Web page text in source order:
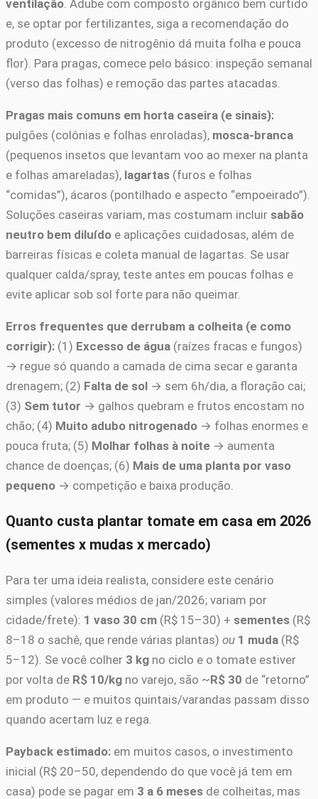
ventilação . Adube com composto orgânico bem curtido
e, se optar por fertilizantes, siga a recomendação do
produto (excesso de nitrogênio dá muita folha e pouca
flor). Para pragas, comece pelo básico: inspeção semanal
(verso das folhas) e remoção das partes atacadas.
Pragas mais comuns em horta caseira (e sinais):
pulgões (colônias e folhas enroladas), mosca-branca
(pequenos insetos que levantam voo ao mexer na planta
e folhas amareladas), lagartas (furos e folhas
“comidas”), ácaros (pontilhado e aspecto “empoeirado”).
Soluções caseiras variam, mas costumam incluir sabão
neutro bem diluído e aplicações cuidadosas, além de
barreiras físicas e coleta manual de lagartas. Se usar
qualquer calda/spray, teste antes em poucas folhas e
evite aplicar sob sol forte para não queimar.
Erros frequentes que derrubam a colheita (e como
corrigir): (1) Excesso de água (raízes fracas e fungos)
→ regue só quando a camada de cima secar e garanta
drenagem; (2) Falta de sol → sem 6h/dia, a floração cai;
(3) Sem tutor → galhos quebram e frutos encostam no
chão; (4) Muito adubo nitrogenado → folhas enormes e
pouca fruta; (5) Molhar folhas à noite → aumenta
chance de doenças; (6) Mais de uma planta por vaso
pequeno → competição e baixa produção.
Quanto custa plantar tomate em casa em 2026
(sementes x mudas x mercado)
Para ter uma ideia realista, considere este cenário
simples (valores médios de jan/2026; variam por
cidade/frete): 1 vaso 30 cm (R$ 15–30) + sementes (R$
8–18 o sachê, que rende várias plantas) ou 1 muda (R$
5–12). Se você colher 3 kg no ciclo e o tomate estiver
por volta de R$ 10/kg no varejo, são ~R$ 30 de “retorno”
em produto — e muitos quintais/varandas passam disso
quando acertam luz e rega.
Payback estimado: em muitos casos, o investimento
inicial (R$ 20–50, dependendo do que você já tem em
casa) pode se pagar em 3 a 6 meses de colheitas, mas